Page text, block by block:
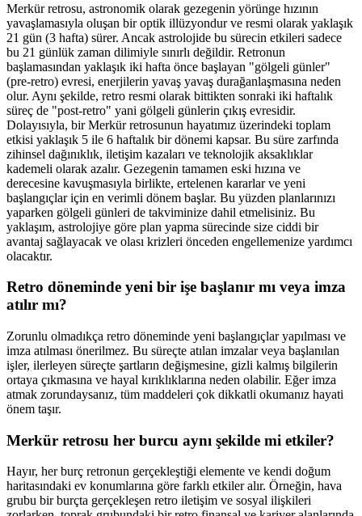
Merkür retrosu, astronomik olarak gezegenin yörünge hızının
yavaşlamasıyla oluşan bir optik illüzyondur ve resmi olarak yaklaşık
21 gün (3 hafta) sürer. Ancak astrolojide bu sürecin etkileri sadece
bu 21 günlük zaman dilimiyle sınırlı değildir. Retronun
başlamasından yaklaşık iki hafta önce başlayan "gölgeli günler"
(pre-retro) evresi, enerjilerin yavaş yavaş durağanlaşmasına neden
olur. Aynı şekilde, retro resmi olarak bittikten sonraki iki haftalık
süreç de "post-retro" yani gölgeli günlerin çıkış evresidir.
Dolayısıyla, bir Merkür retrosunun hayatımız üzerindeki toplam
etkisi yaklaşık 5 ile 6 haftalık bir dönemi kapsar. Bu süre zarfında
zihinsel dağınıklık, iletişim kazaları ve teknolojik aksaklıklar
kademeli olarak azalır. Gezegenin tamamen eski hızına ve
derecesine kavuşmasıyla birlikte, ertelenen kararlar ve yeni
başlangıçlar için en verimli dönem başlar. Bu yüzden planlarınızı
yaparken gölgeli günleri de takviminize dahil etmelisiniz. Bu
yaklaşım, astrolojiye göre plan yapma sürecinde size ciddi bir
avantaj sağlayacak ve olası krizleri önceden engellemenize yardımcı
olacaktır.
Retro döneminde yeni bir işe başlanır mı veya imza
atılır mı?
Zorunlu olmadıkça retro döneminde yeni başlangıçlar yapılması ve
imza atılması önerilmez. Bu süreçte atılan imzalar veya başlanılan
işler, ilerleyen süreçte şartların değişmesine, gizli kalmış bilgilerin
ortaya çıkmasına ve hayal kırıklıklarına neden olabilir. Eğer imza
atmak zorundaysanız, tüm maddeleri çok dikkatli okumanız hayati
önem taşır.
Merkür retrosu her burcu aynı şekilde mi etkiler?
Hayır, her burç retronun gerçekleştiği elemente ve kendi doğum
haritasındaki ev konumlarına göre farklı etkiler alır. Örneğin, hava
grubu bir burçta gerçekleşen retro iletişim ve sosyal ilişkileri